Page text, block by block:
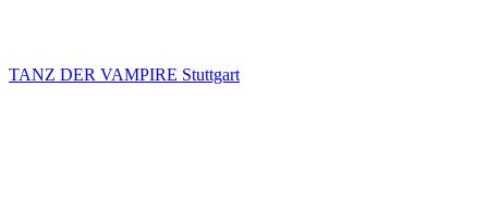
TANZ DER VAMPIRE Stuttgart